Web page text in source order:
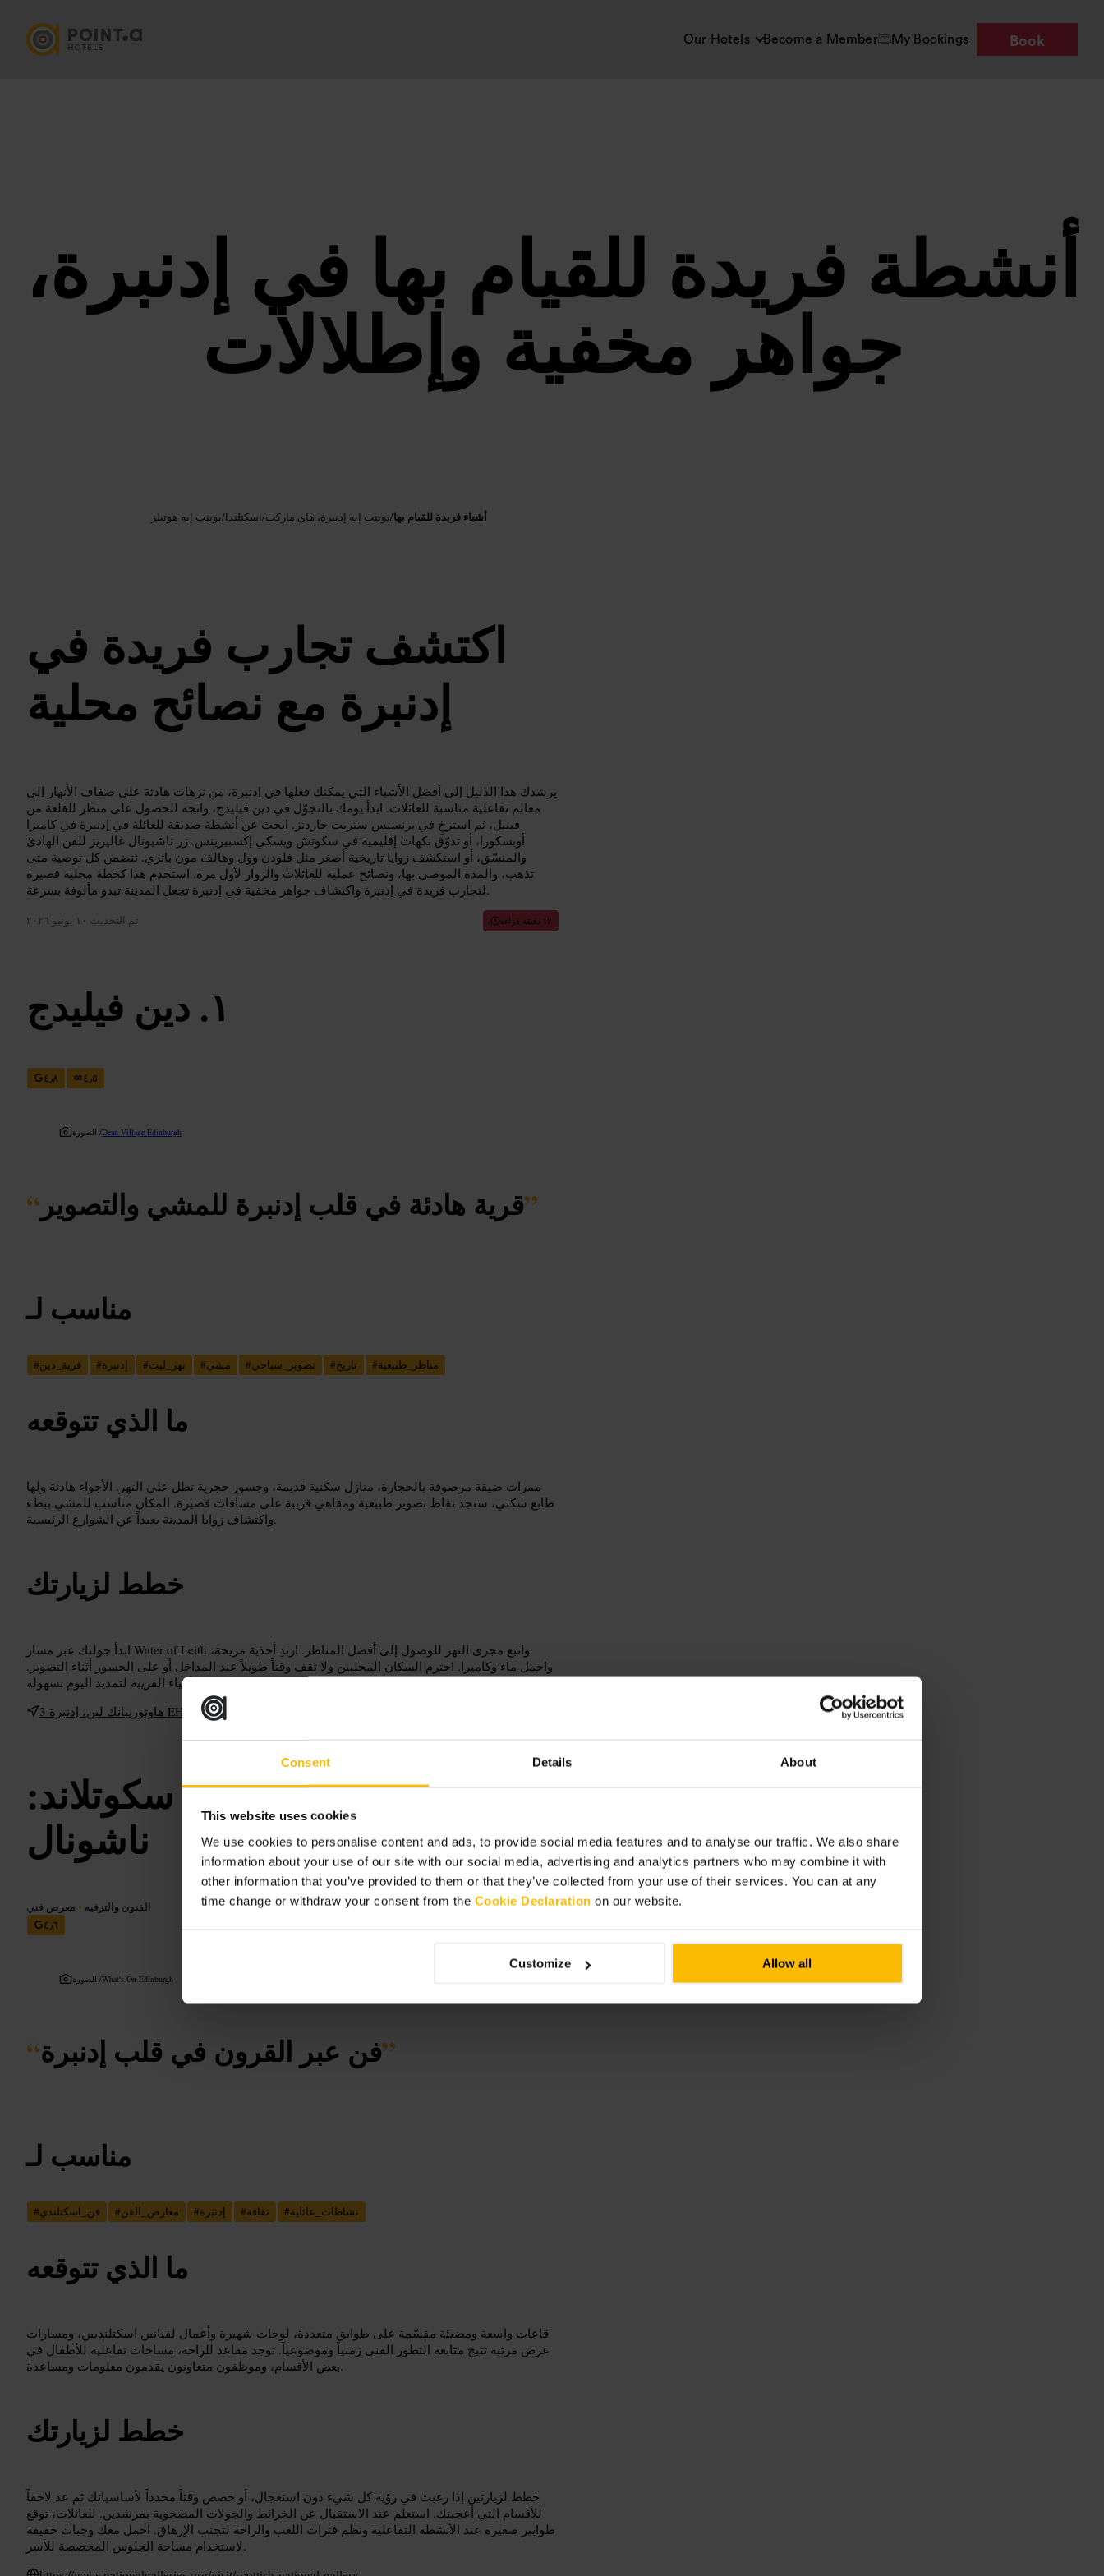
Consent Details About
This website uses cookies
We use cookies to personalise content and ads, to provide social media features and to analyse our traffic. We also share
information about your use of our site with our social media, advertising and analytics partners who may combine it with
other information that you’ve provided to them or that they’ve collected from your use of their services. You can at any
time change or withdraw your consent from the Cookie Declaration on our website.
Customize Allow all
Our Hotels Become a Member My Bookings Book
أنشطة فريدة للقيام بها في إدنبرة،
جواهر مخفية وإطلالات
بوينت إيه هوتيلز/اسكتلندا/بوينت إيه إدنبرة، هاي ماركت/أشياء فريدة للقيام بها
اكتشف تجارب فريدة في
إدنبرة مع نصائح محلية
يرشدك هذا الدليل إلى أفضل الأشياء التي يمكنك فعلها في إدنبرة، من نزهات هادئة على ضفاف الأنهار إلى
معالم تفاعلية مناسبة للعائلات. ابدأ يومك بالتجوّل في دين فيليدج، واتجه للحصول على منظر للقلعة من
فينيل، ثم استرخِ في برنسيس ستريت جاردنز. ابحث عن أنشطة صديقة للعائلة في إدنبرة في كاميرا
أوبسكورا، أو تذوّق نكهات إقليمية في سكوتش ويسكي إكسبيرينس. زر ناشيونال غاليريز للفن الهادئ
والمنسّق، أو استكشف زوايا تاريخية أصغر مثل فلودن وول وهالف مون باتري. تتضمن كل توصية متى
تذهب، والمدة الموصى بها، ونصائح عملية للعائلات والزوار لأول مرة. استخدم هذا كخطة محلية قصيرة
لتجارب فريدة في إدنبرة واكتشاف جواهر مخفية في إدنبرة تجعل المدينة تبدو مألوفة بسرعة.
تم التحديث ١٠ يونيو ٢٠٢٦ ١٢ دقيقة قراءة
دين فيليدج
٤٫٨ ٤٫٥
الصورة /Dean Village Edinburgh
“قرية هادئة في قلب إدنبرة للمشي والتصوير”
مناسب لـ
#قرية_دين #إدنبرة #نهر_ليث #مشي #تصوير_سياحي #تاريخ #مناظر_طبيعية
ما الذي تتوقعه
ممرات ضيقة مرصوفة بالحجارة، منازل سكنية قديمة، وجسور حجرية تطل على النهر. الأجواء هادئة ولها
طابع سكني، ستجد نقاط تصوير طبيعية ومقاهي قريبة على مسافات قصيرة. المكان مناسب للمشي ببطء
واكتشاف زوايا المدينة بعيداً عن الشوارع الرئيسية.
خطط لزيارتك
ابدأ جولتك عبر مسار Water of Leith واتبع مجرى النهر للوصول إلى أفضل المناظر. ارتدِ أحذية مريحة،
واحمل ماء وكاميرا. احترم السكان المحليين ولا تقف وقتاً طويلاً عند المداخل أو على الجسور أثناء التصوير.
يمكن دمج الزيارة مع جولة في الأحياء القريبة لتمديد اليوم بسهولة.
ناشونال غاليريز أوف سكوتلاند:
ناشونال
الفنون والترفيه • معرض فني
٤٫٦
الصورة /What's On Edinburgh
“فن عبر القرون في قلب إدنبرة”
مناسب لـ
#فن_اسكتلندي #معارض_الفن #إدنبرة #ثقافة #نشاطات_عائلية
ما الذي تتوقعه
قاعات واسعة ومضيئة مقسّمة على طوابق متعددة، لوحات شهيرة وأعمال لفنانين اسكتلنديين، ومسارات
عرض مرتبة تتيح متابعة التطور الفني زمنياً وموضوعياً. توجد مقاعد للراحة، مساحات تفاعلية للأطفال في
بعض الأقسام، وموظفون متعاونون يقدمون معلومات ومساعدة.
خطط لزيارتك
خطط لزيارتين إذا رغبت في رؤية كل شيء دون استعجال، أو خصص وقتاً محدداً لأساسياتك ثم عد لاحقاً
للأقسام التي أعجبتك. استعلم عند الاستقبال عن الخرائط والجولات المصحوبة بمرشدين. للعائلات، توقع
طوابير صغيرة عند الأنشطة التفاعلية ونظم فترات اللعب والراحة لتجنب الإرهاق. احمل معك وجبات خفيفة
لاستخدام مساحة الجلوس المخصصة للأسر.